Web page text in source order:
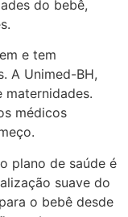
do bebê,
e tem
A Unimed-BH,
maternidades.
médicos
plano de saúde é
suave do
o bebê desde